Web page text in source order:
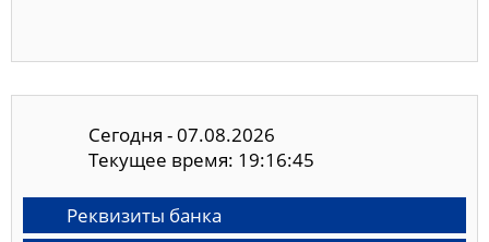
Сегодня - 07.08.2026
Текущее время: 19:16:46
Реквизиты банка